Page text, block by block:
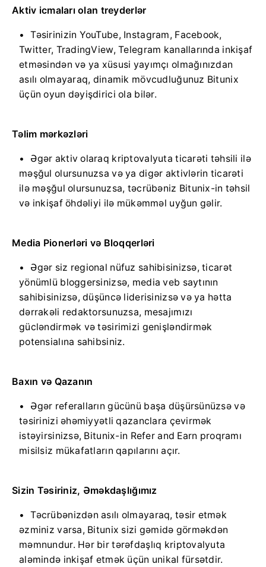
Aktiv icmaları olan treyderlər
Təsirinizin YouTube, Instagram, Facebook,
Twitter, TradingView, Telegram kanallarında inkişaf
etməsindən və ya xüsusi yayımçı olmağınızdan
asılı olmayaraq, dinamik mövcudluğunuz Bitunix
üçün oyun dəyişdirici ola bilər.
Təlim mərkəzləri
Əgər aktiv olaraq kriptovalyuta ticarəti təhsili ilə
məşğul olursunuzsa və ya digər aktivlərin ticarəti
ilə məşğul olursunuzsa, təcrübəniz Bitunix-in təhsil
və inkişaf öhdəliyi ilə mükəmməl uyğun gəlir.
Media Pionerləri və Bloqqerləri
Əgər siz regional nüfuz sahibisinizsə, ticarət
yönümlü bloggersinizsə, media veb saytının
sahibisinizsə, düşüncə liderisinizsə və ya hətta
dərrakəli redaktorsunuzsa, mesajımızı
gücləndirmək və təsirimizi genişləndirmək
potensialına sahibsiniz.
Baxın və Qazanın
Əgər referalların gücünü başa düşürsünüzsə və
təsirinizi əhəmiyyətli qazanclara çevirmək
istəyirsinizsə, Bitunix-in Refer and Earn proqramı
misilsiz mükafatların qapılarını açır.
Sizin Təsiriniz, Əməkdaşlığımız
Təcrübənizdən asılı olmayaraq, təsir etmək
əzminiz varsa, Bitunix sizi gəmidə görməkdən
məmnundur. Hər bir tərəfdaşlıq kriptovalyuta
aləmində inkişaf etmək üçün unikal fürsətdir.